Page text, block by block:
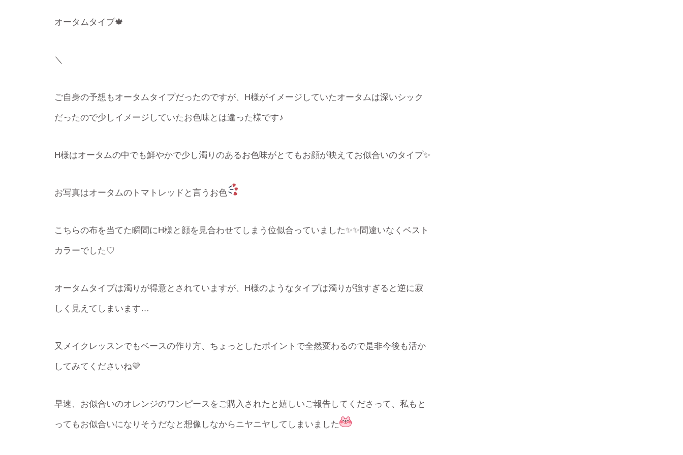
オータムタイプ🍁
＼
ご自身の予想もオータムタイプだったのですが、H様がイメージしていたオータムは深いシック
だったので少しイメージしていたお色味とは違った様です♪
H様はオータムの中でも鮮やかで少し濁りのあるお色味がとてもお顔が映えてお似合いのタイプ✨
お写真はオータムのトマトレッドと言うお色
こちらの布を当てた瞬間にH様と顔を見合わせてしまう位似合っていました✨✨間違いなくベスト
カラーでした♡
オータムタイプは濁りが得意とされていますが、H様のようなタイプは濁りが強すぎると逆に寂
しく見えてしまいます…
又メイクレッスンでもベースの作り方、ちょっとしたポイントで全然変わるので是非今後も活か
してみてくださいね💛
早速、お似合いのオレンジのワンピースをご購入されたと嬉しいご報告してくださって、私もと
ってもお似合いになりそうだなと想像しなからニヤニヤしてしまいました